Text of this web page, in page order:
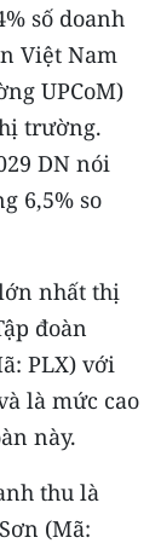
số doanh
Việt Nam
UPCoM)
trường.
DN nói
6,5% so
nhất thị
đoàn
PLX) với
là mức cao
này.
thu là
(Mã: